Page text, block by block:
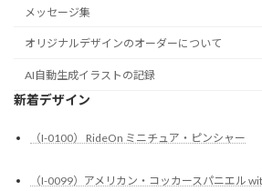
メッセージ集
オリジナルデザインのオーダーについて
AI自動生成イラストの記録
新着デザイン
（I-0100） RideOn ミニチュア・ピンシャー
（I-0099）アメリカン・コッカースパニエル